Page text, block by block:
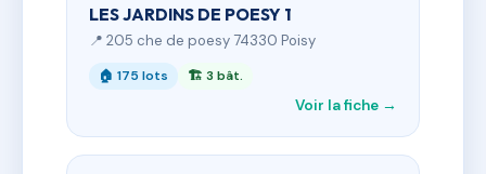
LES JARDINS DE POESY 1
📍 205 che de poesy 74330 Poisy
🏠 175 lots 🏗 3 bât.
Voir la fiche →